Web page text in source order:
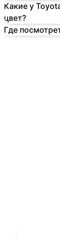
Какие у
цвет?
Где